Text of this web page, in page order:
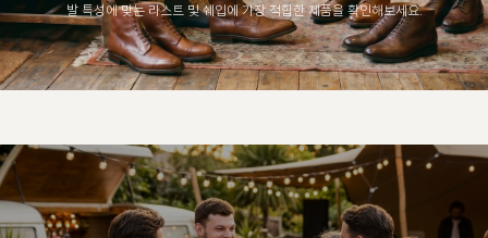
발 특성에 맞는 라스트 및 쉐입에 가장 적합한 제품을 확인해보세요.